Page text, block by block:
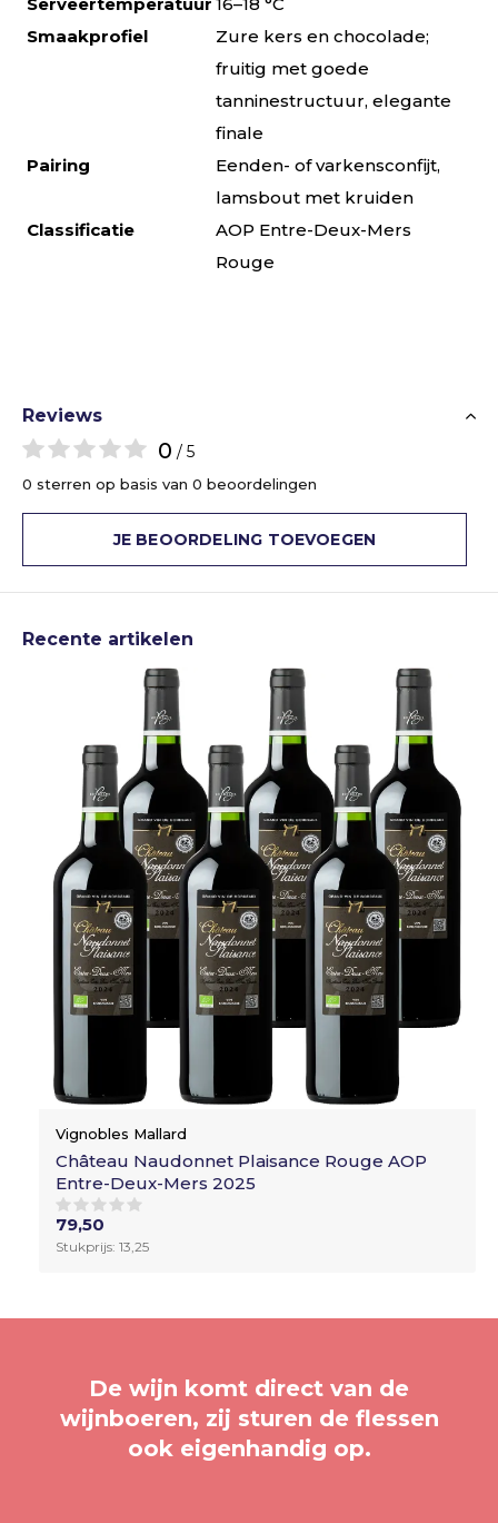
Smaakprofiel
Zure kers en chocolade;
fruitig met goede
tanninestructuur, elegante
finale
Pairing
Eenden- of varkensconfijt,
lamsbout met kruiden
Classificatie
AOP Entre-Deux-Mers
Rouge
Reviews
0 / 5
0 sterren op basis van 0 beoordelingen
JE BEOORDELING TOEVOEGEN
Recente artikelen
Vignobles Mallard
Château Naudonnet Plaisance Rouge AOP
Entre-Deux-Mers 2025
79,50
Stukprijs: 13,25
De wijn komt direct van de
wijnboeren, zij sturen de flessen
ook eigenhandig op.